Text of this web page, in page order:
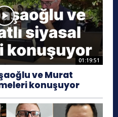
01:19:51
ve Murat
konuşuyor